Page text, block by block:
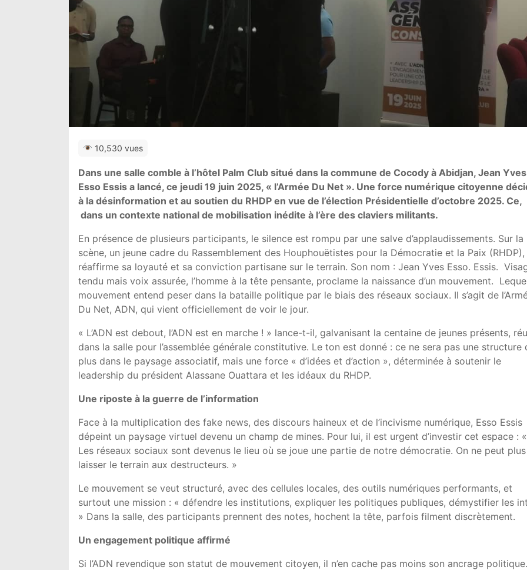
10,530 vues
Dans une salle comble à l’hôtel Palm Club situé dans la commune de Cocody à Abidjan, Jean Yves
Esso Essis a lancé, ce jeudi 19 juin 2025, « l’Armée Du Net ». Une force numérique citoyenne
à la désinformation et au soutien du RHDP en vue de l’élection Présidentielle d’octobre 2025. Ce,
dans un contexte national de mobilisation inédite à l’ère des claviers militants.
En présence de plusieurs participants, le silence est rompu par une salve d’applaudissements. Sur la
scène, un jeune cadre du Rassemblement des Houphouëtistes pour la Démocratie et la Paix (RHDP),
réaffirme sa loyauté et sa conviction partisane sur le terrain. Son nom : Jean Yves Esso. Essis.
tendu mais voix assurée, l’homme à la tête pensante, proclame la naissance d’un mouvement.
mouvement entend peser dans la bataille politique par le biais des réseaux sociaux. Il s’agit de
Du Net, ADN, qui vient officiellement de voir le jour.
« L’ADN est debout, l’ADN est en marche ! » lance-t-il, galvanisant la centaine de jeunes présents,
dans la salle pour l’assemblée générale constitutive. Le ton est donné : ce ne sera pas une structure
plus dans le paysage associatif, mais une force « d’idées et d’action », déterminée à soutenir le
leadership du président Alassane Ouattara et les idéaux du RHDP.
Une riposte à la guerre de l’information
Face à la multiplication des fake news, des discours haineux et de l’incivisme numérique, Esso Essis
dépeint un paysage virtuel devenu un champ de mines. Pour lui, il est urgent d’investir cet espace : «
Les réseaux sociaux sont devenus le lieu où se joue une partie de notre démocratie. On ne peut plus
laisser le terrain aux destructeurs. »
Le mouvement se veut structuré, avec des cellules locales, des outils numériques performants, et
surtout une mission : « défendre les institutions, expliquer les politiques publiques, démystifier les
» Dans la salle, des participants prennent des notes, hochent la tête, parfois filment discrètement.
Un engagement politique affirmé
Si l’ADN revendique son statut de mouvement citoyen, il n’en cache pas moins son ancrage